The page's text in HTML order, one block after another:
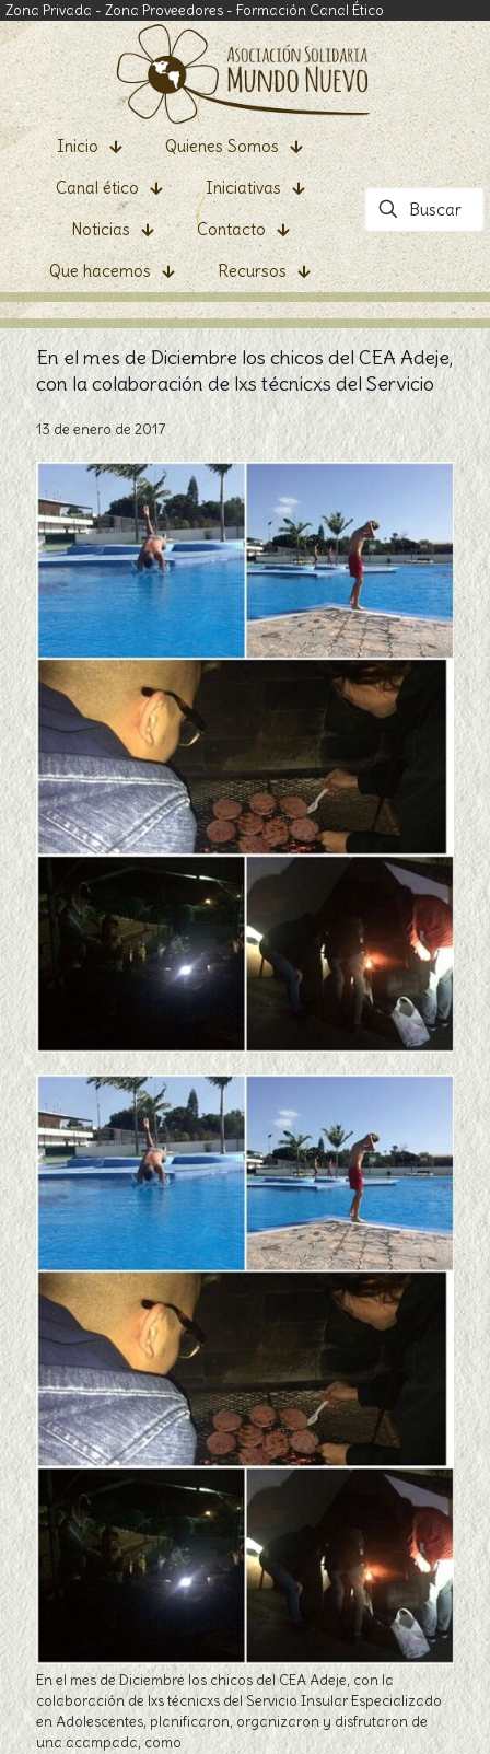
Zona Privada - Zona Proveedores - Formación Canal Ético
Inicio
Quienes Somos
Canal ético
Iniciativas
Noticias
Contacto
Que hacemos
Recursos
En el mes de Diciembre los chicos del CEA Adeje,
con la colaboración de lxs técnicxs del Servicio
13 de enero de 2017
En el mes de Diciembre los chicos del CEA Adeje, con la
colaboración de lxs técnicxs del Servicio Insular Especializado
en Adolescentes, planificaron, organizaron y disfrutaron de
una acampada, como